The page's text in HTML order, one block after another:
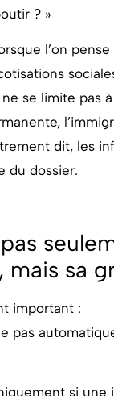
? »
l’on
se limite pas
dit, les
du dossier.
mais sa
important :
pas
si